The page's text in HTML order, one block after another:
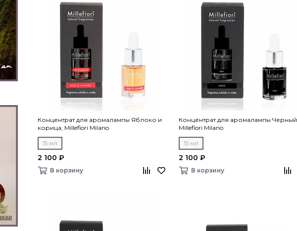
Концентрат для аромалампы Яблоко и
корица, Millefiori Milano
15 мл
2 100 ₽
В корзину
Концентрат для аромалампы Черный,
Millefiori Milano
15 мл
2 100 ₽
В корзину